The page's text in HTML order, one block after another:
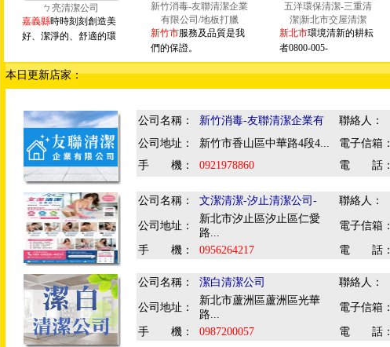
ㄅ亮清潔公司
嘉義縣時時刻刻創造美
好、潔淨的、舒適的環
新竹消毒-友聯清潔企業
有限公司/地板打臘
新竹市服務及品質是我
們的保證。
五洋環保清潔-三重清
潔|新北市交屋清潔
新北市環境清新的耕耘
者0800-005-
本日更新店家：
公司名稱： 新竹消毒-友聯清潔企業有 聯絡人：
公司地址：
新竹市香山區中華路4段4... 電子信箱：
手 機：
0921978860 電 話：
公司名稱： 文潔清潔-汐止清潔公司- 聯絡人：
公司地址：
新北市汐止區汐止區仁愛
路...
電子信箱：
手 機： 0956264217 電 話：
公司名稱： 潔白清潔公司 聯絡人：
公司地址：
新北市蘆洲區蘆洲區光華
路...
電子信箱：
手 機： 0987200057 電 話：